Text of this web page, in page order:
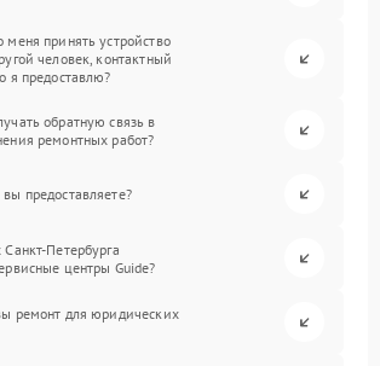
принять устройство
человек, контактный
я предоставлю?
обратную связь в
ремонтных работ?
предоставляете?
Петербурга
центры Guide?
ремонт для юридических